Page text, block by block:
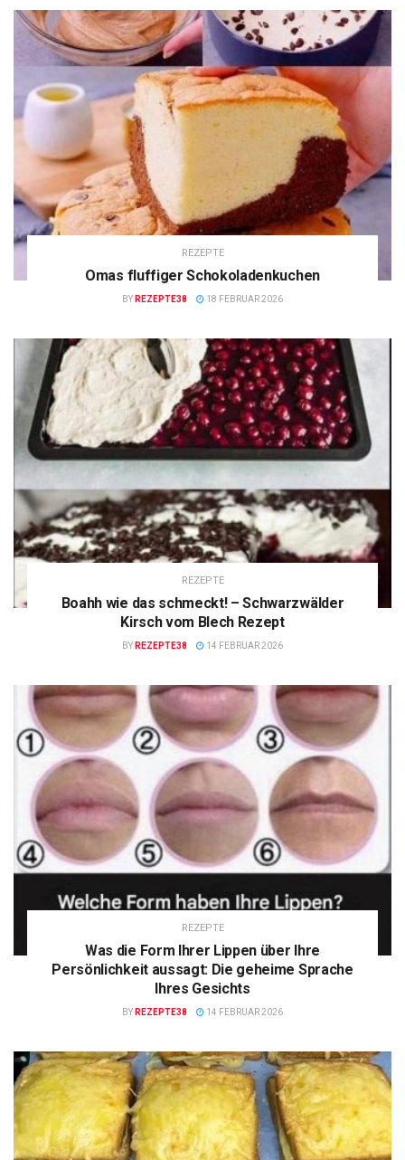
REZEPTE
Omas fluffiger Schokoladenkuchen
BY REZEPTE38 18 FEBRUAR 2026
REZEPTE
Boahh wie das schmeckt! – Schwarzwälder
Kirsch vom Blech Rezept
BY REZEPTE38 14 FEBRUAR 2026
REZEPTE
Was die Form Ihrer Lippen über Ihre
Persönlichkeit aussagt: Die geheime Sprache
Ihres Gesichts
BY REZEPTE38 14 FEBRUAR 2026